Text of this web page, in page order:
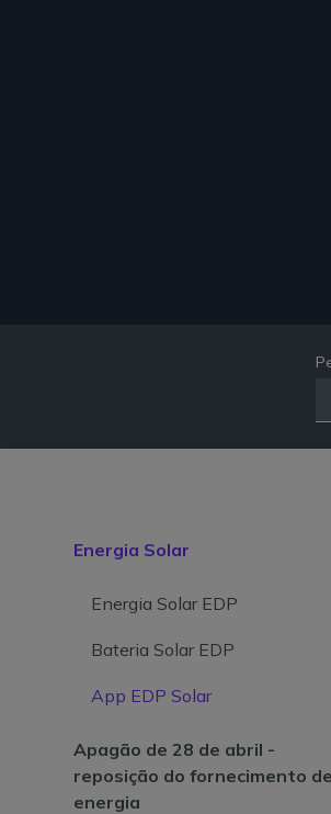
Energia Solar
Energia Solar EDP
Bateria Solar EDP
App EDP Solar
Apagão de 28 de abril -
reposição do fornecimento de
energia